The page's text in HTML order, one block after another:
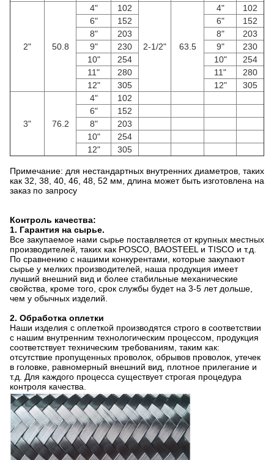
2" 50.8
4" 102
2-1/2" 63.5
4"
102
6"
152 6"
152
8"
203 8"
203
9"
230 9"
230
10"
254 10"
254
11"
280 11"
280
12"
305 12" 305
3" 76.2
4"
102
6"
152
8"
203
10"
254
12"
305
Примечание: для нестандартных внутренних диаметров, таких
как 32, 38, 40, 46, 48, 52 мм, длина может быть изготовлена на
заказ по запросу
Контроль качества:
1. Гарантия на сырье.
Все закупаемое нами сырье поставляется от крупных местных
производителей, таких как POSCO, BAOSTEEL и TISCO и т.д.
По сравнению с нашими конкурентами, которые закупают
сырье у мелких производителей, наша продукция имеет
лучший внешний вид и более стабильные механические
свойства, кроме того, срок службы будет на 3-5 лет дольше,
чем у обычных изделий.
2. Обработка оплетки
Наши изделия с оплеткой производятся строго в соответствии
с нашим внутренним технологическим процессом, продукция
соответствует техническим требованиям, таким как:
отсутствие пропущенных проволок, обрывов проволок, утечек
в головке, равномерный внешний вид, плотное прилегание и
т.д. Для каждого процесса существует строгая процедура
контроля качества.